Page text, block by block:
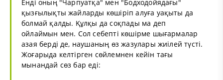
Енді оның "Чарпуатқа" мен "Бодходойядағы"
қызғылықты жайларды көшіріп алуға уақыты да
болмай қалды. Құлқы да соқпады ма деп
ойлаймын мен. Сол себепті көшірме шығармалар
азая берді де, наушаның өз жазулары жиілей түсті.
Жоғарыда келтірген сөйлемнен кейін тағы
мынандай сөз бар еді: